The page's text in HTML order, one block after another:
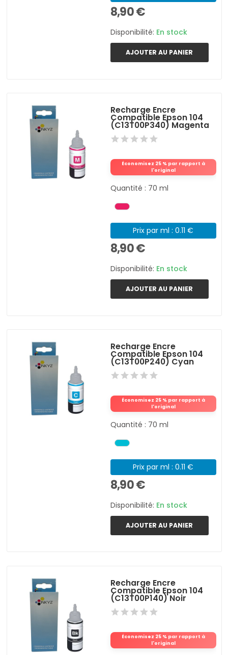
8,90 €
Disponibilité: En stock
AJOUTER AU PANIER
Recharge Encre
Compatible Epson 104
(C13T00P340) Magenta
Économisez 25 % par rapport à
l'original
Quantité : 70 ml
Prix par ml : 0.11 €
8,90 €
Disponibilité: En stock
AJOUTER AU PANIER
Recharge Encre
Compatible Epson 104
(C13T00P240) Cyan
Économisez 25 % par rapport à
l'original
Quantité : 70 ml
Prix par ml : 0.11 €
8,90 €
Disponibilité: En stock
AJOUTER AU PANIER
Recharge Encre
Compatible Epson 104
(C13T00P140) Noir
Économisez 25 % par rapport à
l'original